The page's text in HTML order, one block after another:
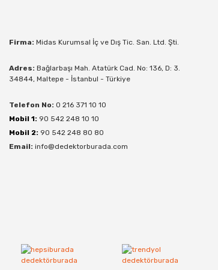
Firma: Midas Kurumsal İç ve Dış Tic. San. Ltd. Şti.
Adres: Bağlarbaşı Mah. Atatürk Cad. No: 136, D: 3.
34844, Maltepe - İstanbul - Türkiye
Telefon No: 0 216 371 10 10
Mobil 1: 90 542 248 10 10
Mobil 2: 90 542 248 80 80
Email: info@dedektorburada.com